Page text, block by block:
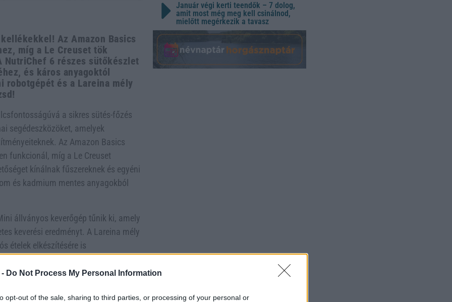
Do Not Process My Personal Information
opt-out of the sale, sharing to third parties, or processing of your personal or
Az Amazon Basics
míg a Le Creuset tök
6 részes sütőkészlet
és káros anyagoktól
robotgépét és a Lareina mély
a sikres sütés-főzés
segédeszközöket, amelyek
Az Amazon Basics
funkcionál, míg a Le Creuset
kínálnak fűszereknek és egyéni
és kadmium mentes anyagokból
állványos keverőgép tűnik ki, amely
keverési eredményt. A Lareina mély
ételek elkészítésére is
elemet tartalmaz a sütéstől a
is jöhet egy laza pizza!
a megfelelő eszközök nemcsak
Január végi kerti teendők – 7 dolog,
amit most még meg kell csinálnod,
mielőtt megérkezik a tavasz